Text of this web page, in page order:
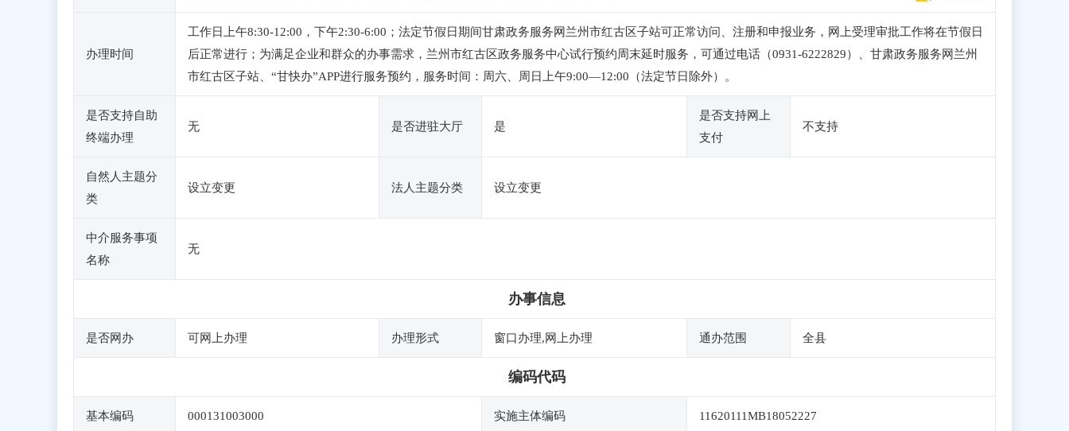
办理时间
工作日上午8:30-12:00，下午2:30-6:00；法定节假日期间甘肃政务服务网兰州市红古区子站可正常访问、注册和申报业务，网上受理审批工作将在节假日
后正常进行；为满足企业和群众的办事需求，兰州市红古区政务服务中心试行预约周末延时服务，可通过电话（0931-6222829）、甘肃政务服务网兰州
市红古区子站、“甘快办”APP进行服务预约，服务时间：周六、周日上午9:00—12:00（法定节日除外）。
是否支持自助
终端办理
无 是否进驻大厅 是
是否支持网上
支付
不支持
自然人主题分
类
设立变更 法人主题分类 设立变更
中介服务事项
名称
无
办事信息
是否网办 可网上办理 办理形式 窗口办理,网上办理 通办范围 全县
编码代码
基本编码 000131003000 实施主体编码 11620111MB18052227